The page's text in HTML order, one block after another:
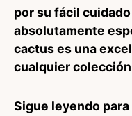
por su fácil
absolutamente
cactus es una
cualquier
Sigue leyendo